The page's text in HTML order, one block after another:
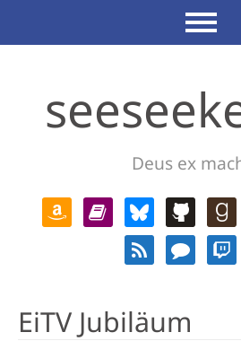
Deus ex
EiTV Jubiläum